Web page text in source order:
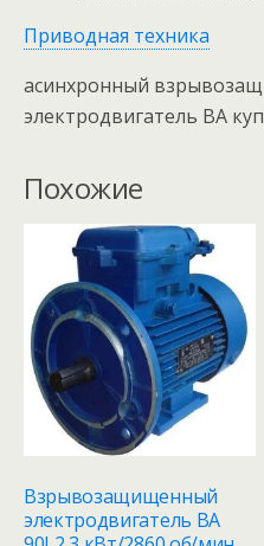
Приводная техника
асинхронный
электродвигатель ВА
Похожие
Взрывозащищенный
электродвигатель ВА